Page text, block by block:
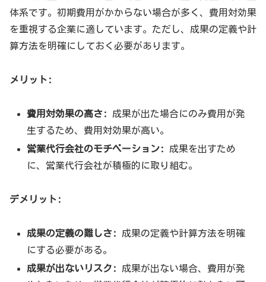
体系です。初期費用がかからない場合が多く、費用対効果
を重視する企業に適しています。ただし、成果の定義や計
算方法を明確にしておく必要があります。
メリット:
費用対効果の高さ:
成果が出た場合にのみ費用が発
生するため、費用対効果が高い。
営業代行会社のモチベーション:
成果を出すため
に、営業代行会社が積極的に取り組む。
デメリット:
成果の定義の難しさ:
成果の定義や計算方法を明確
にする必要がある。
成果が出ないリスク:
成果が出ない場合、費用が発